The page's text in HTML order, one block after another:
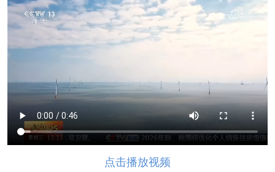
点击播放视频